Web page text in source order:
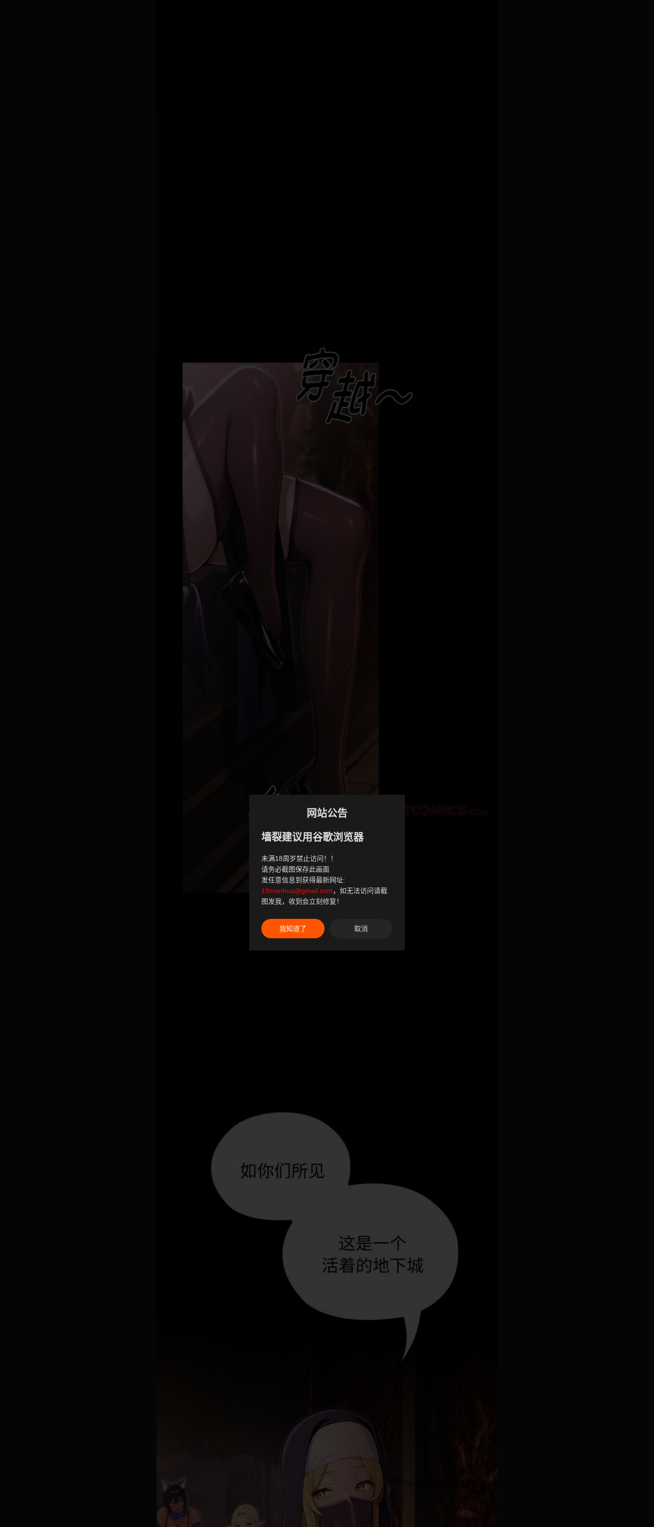
网站公告
墙裂建议用谷歌浏览器
未满18周岁禁止访问！！
请务必截图保存此画面
发任意信息到获得最新网址:
19manhua@gmail.com，如无法访问请截
图发我，收到会立刻修复！
我知道了 取消